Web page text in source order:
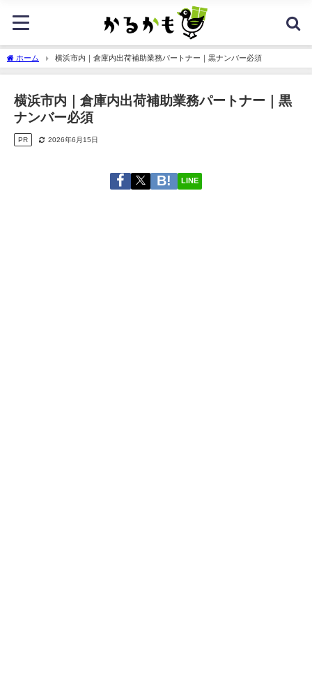
ホーム 横浜市内｜倉庫内出荷補助業務パートナー｜黒ナンバー必須
横浜市内｜倉庫内出荷補助業務パートナー｜黒
ナンバー必須
PR 2026年6月15日
LINE